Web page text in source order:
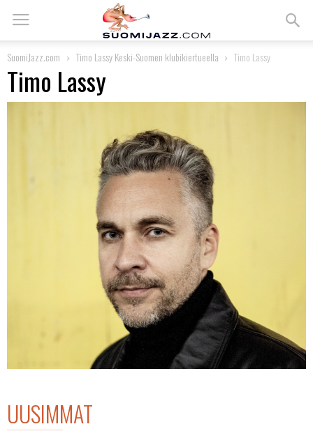
SuomiJazz.com Timo Lassy Keski-Suomen klubikiertueella Timo Lassy
Timo Lassy
UUSIMMAT